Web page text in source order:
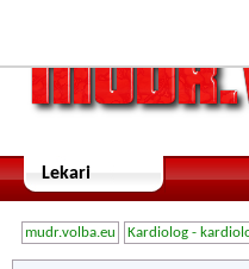
Lekari
mudr.volba.eu Kardiolog -